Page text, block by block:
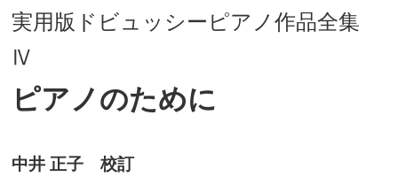
実用版ドビュッシーピアノ作品全集
Ⅳ
ピアノのために
中井 正子 校訂